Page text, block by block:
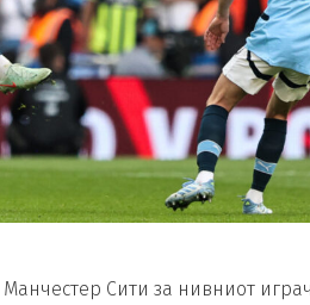
Сити за нивниот